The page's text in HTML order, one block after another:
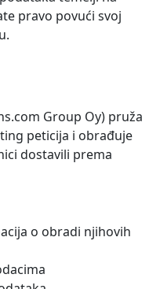
pravo povući svoj
Group Oy) pruža
peticija i obrađuje
dostavili prema
o obradi njihovih